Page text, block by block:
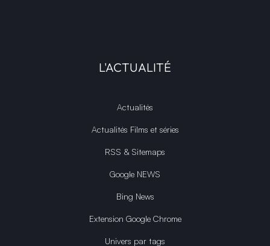
L'ACTUALITÉ
Actualités
Actualités Films et séries
RSS & Sitemaps
Google NEWS
Bing News
Extension Google Chrome
Univers par tags